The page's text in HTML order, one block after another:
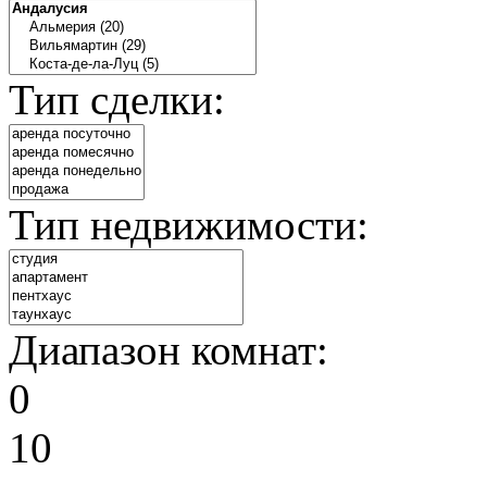
Тип сделки:
Тип недвижимости:
Диапазон комнат:
0
10